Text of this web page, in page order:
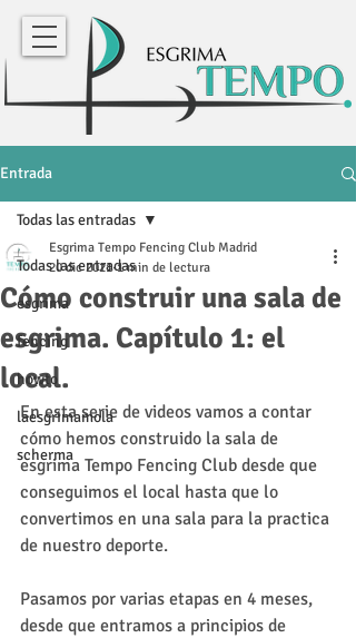
Entrada
Todas las entradas
esgrima
fencing
howto
laesgrimamola
scherma
Todas las entradas
Cómo construir una sala de
esgrima. Capítulo 1: el
local.
Esgrima Tempo Fencing Club Madrid
20 dic 2021 1 min de lectura
En esta serie de videos vamos a contar
cómo hemos construido la sala de
esgrima Tempo Fencing Club desde que
conseguimos el local hasta que lo
convertimos en una sala para la practica
de nuestro deporte.
Pasamos por varias etapas en 4 meses,
desde que entramos a principios de